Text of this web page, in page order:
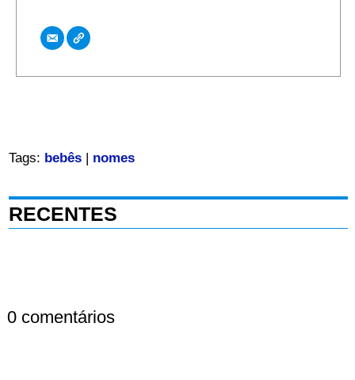
Tags: bebês| nomes
RECENTES
0 comentários